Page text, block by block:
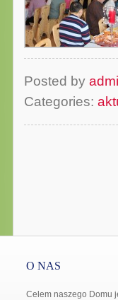
Posted by
Categories:
O NAS
Celem naszego Domu